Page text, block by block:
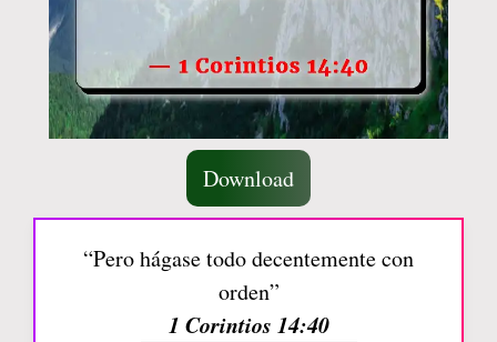
Download
“Pero hágase todo decentemente con
orden”
1 Corintios 14:40